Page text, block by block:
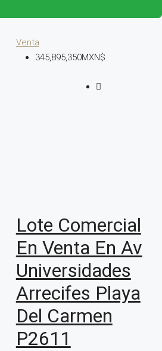
Venta
345,895,350MXN$
Lote Comercial
En Venta En Av
Universidades
Arrecifes Playa
Del Carmen
P2611